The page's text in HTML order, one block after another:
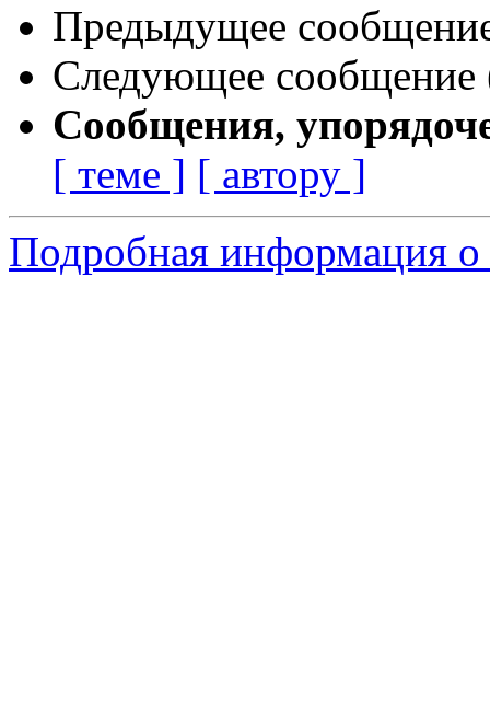
Предыдущее
Следующее сообщение
Сообщения,
[ теме ] [ автору ]
Подробная информация